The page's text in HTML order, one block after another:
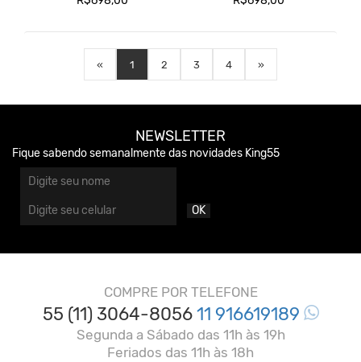
« 1 2 3 4 »
NEWSLETTER
Fique sabendo semanalmente das novidades King55
OK
COMPRE POR TELEFONE
55 (11) 3064-805611 916619189
Segunda a Sábado das 11h às 19h
Feriados das 11h às 18h